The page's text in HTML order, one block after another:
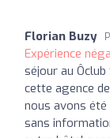
Florian Buzy
Expérience
séjour au
cette agence
nous avons
sans